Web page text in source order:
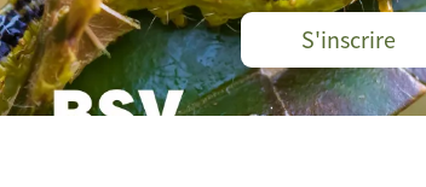
S'inscrire